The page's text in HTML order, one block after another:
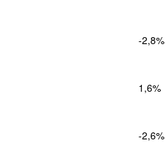
-2,8%
1,6%
-2,6%